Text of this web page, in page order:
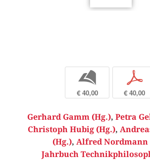
b
€ 40,00
p
€ 40,00
Gerhard Gamm (Hg.), Petra
Christoph Hubig (Hg.),
(Hg.), Alfred Nordmann
Jahrbuch